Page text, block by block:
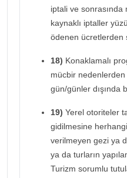
iptali ve
kaynaklı iptaller
ödenen ücretlerden
18) Konaklamalı
mücbir nedenlerden
gün/günler dışında
19) Yerel otoriteler
gidilmesine
verilmeyen gezi ya
ya da turların
Turizm sorumlu